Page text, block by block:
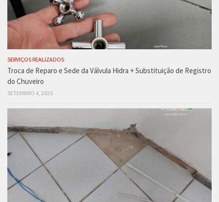
SERVIÇOS REALIZADOS
Troca de Reparo e Sede da Válvula Hidra + Substituição de Registro
do Chuveiro
SETEMBRO 4, 2025